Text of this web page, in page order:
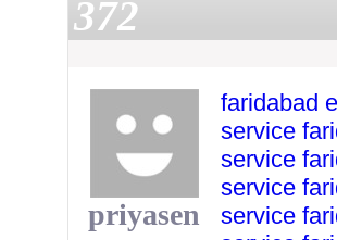
372
priyasen
faridabad
service
service
service
service